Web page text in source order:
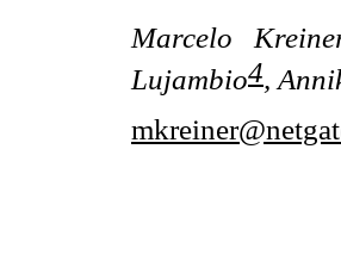
Marcelo
Lujambio4,